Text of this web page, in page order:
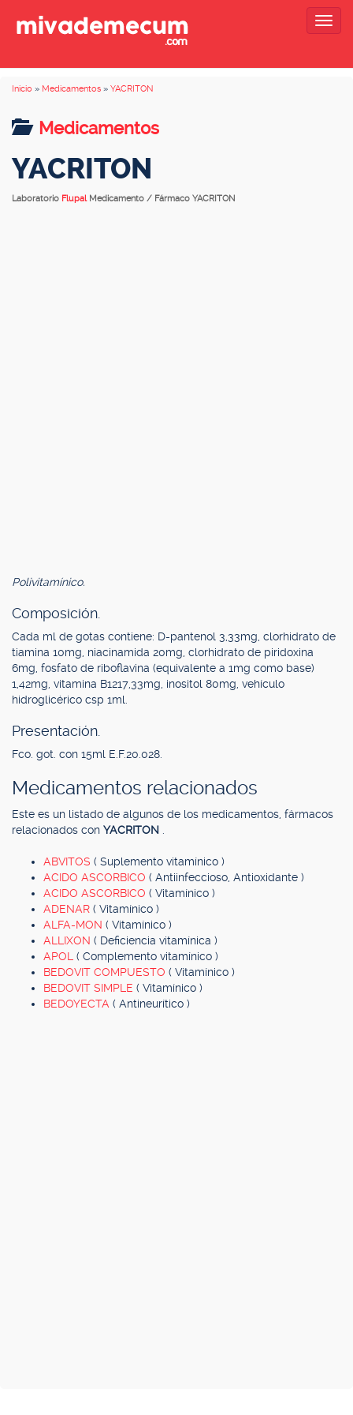
Inicio » Medicamentos » YACRITON
Medicamentos
YACRITON
Laboratorio Flupal Medicamento / Fármaco YACRITON
Polivitamínico.
Composición.
Cada ml de gotas contiene: D-pantenol 3,33mg, clorhidrato de
tiamina 10mg, niacinamida 20mg, clorhidrato de piridoxina
6mg, fosfato de riboflavina (equivalente a 1mg como base)
1,42mg, vitamina B1217,33mg, inositol 80mg, vehículo
hidroglicérico csp 1ml.
Presentación.
Fco. got. con 15ml E.F.20.028.
Medicamentos relacionados
Este es un listado de algunos de los medicamentos, fármacos
relacionados con YACRITON
ABVITOS ( Suplemento vitamínico )
ACIDO ASCORBICO ( Antiinfeccioso, Antioxidante )
ACIDO ASCORBICO ( Vitamínico )
ADENAR ( Vitamínico )
ALFA-MON ( Vitamínico )
ALLIXON ( Deficiencia vitamínica )
APOL ( Complemento vitamínico )
BEDOVIT COMPUESTO ( Vitamínico )
BEDOVIT SIMPLE ( Vitamínico )
BEDOYECTA ( Antineurítico )